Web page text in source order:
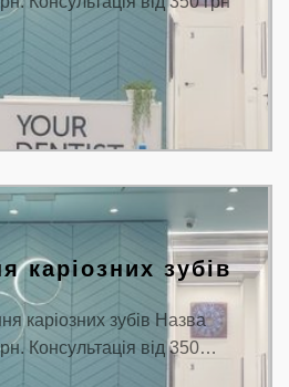
каріозних зубів
каріозних зубів Назва
Консультація від 350…